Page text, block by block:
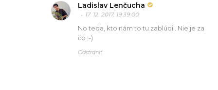
Ladislav Lenčucha
17. 12. 2017, 19:39:00
No teda, kto nám to tu zablúdil. Nie je za
čo ;-)
Odstrániť